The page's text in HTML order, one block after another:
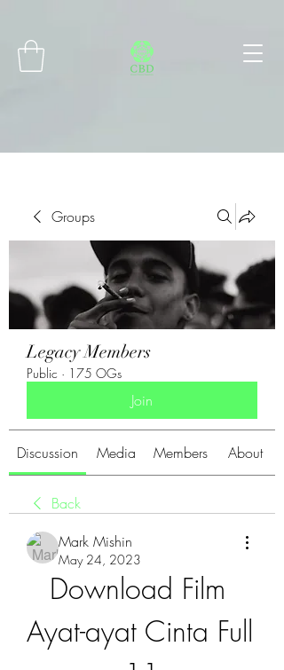
Groups
Legacy Members
Public · 175 OGs
Join
Discussion Media Members About
Back
Mark Mishin
May 24, 2023
Download Film
Ayat-ayat Cinta Full